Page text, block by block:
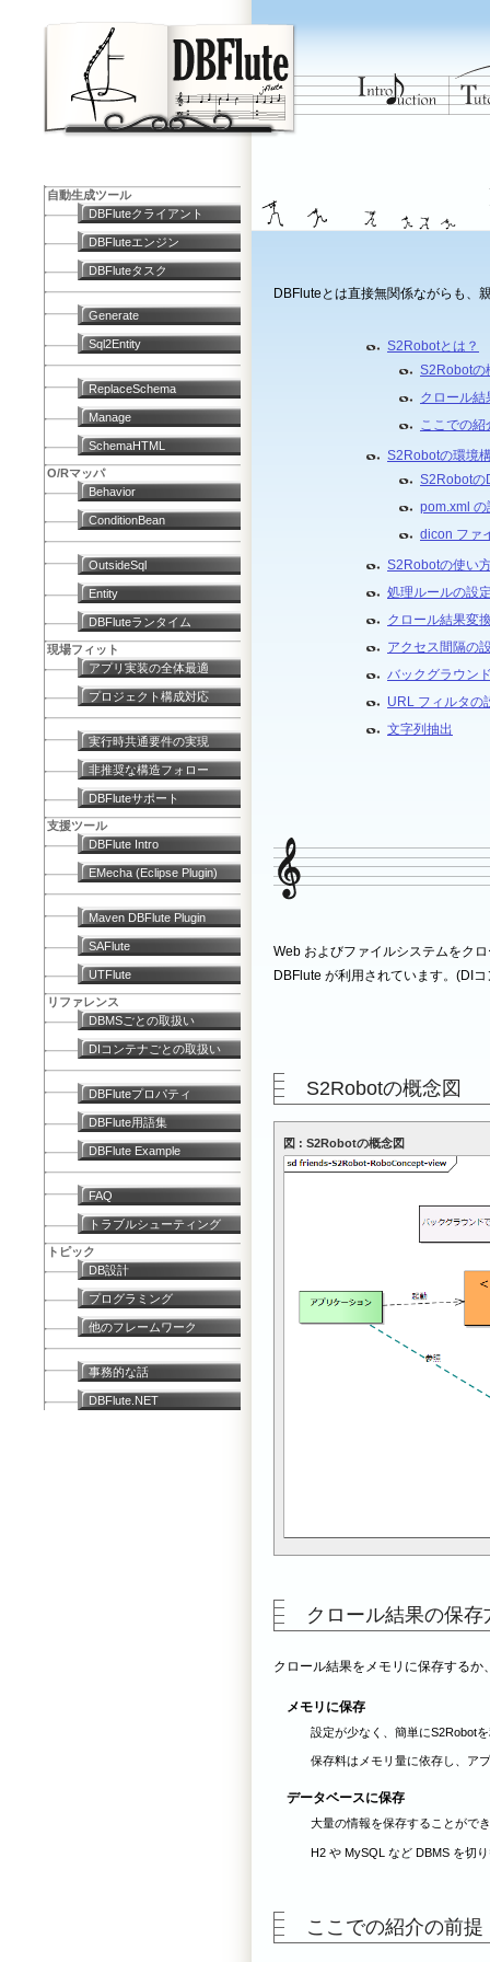
DBFluteとは直接無関係ながらも、
S2Robotとは？
S2Robotの
クロール結
ここでの紹
S2Robotの環境
S2Robotの
pom.xml の
dicon ファ
S2Robotの使い
処理ルールの設
クロール結果変
アクセス間隔の
バックグラウン
URL フィルタの
文字列抽出
Web およびファイルシステムをク
DBFlute が利用されています。(DI
S2Robotの概念図
図 : S2Robotの概念図
クロール結果の保存
クロール結果をメモリに保存する
メモリに保存
設定が少なく、簡単にS2Robot
保存料はメモリ量に依存し、ア
データベースに保存
大量の情報を保存することがで
H2 や MySQL など DBMS を切
ここでの紹介の前提
自動生成ツール
DBFluteクライアント
DBFluteエンジン
DBFluteタスク
Generate
Sql2Entity
ReplaceSchema
Manage
SchemaHTML
O/Rマッパ
Behavior
ConditionBean
OutsideSql
Entity
DBFluteランタイム
現場フィット
アプリ実装の全体最適
プロジェクト構成対応
実行時共通要件の実現
非推奨な構造フォロー
DBFluteサポート
支援ツール
DBFlute Intro
EMecha (Eclipse Plugin)
Maven DBFlute Plugin
SAFlute
UTFlute
リファレンス
DBMSごとの取扱い
DIコンテナごとの取扱い
DBFluteプロパティ
DBFlute用語集
DBFlute Example
FAQ
トラブルシューティング
トピック
DB設計
プログラミング
他のフレームワーク
事務的な話
DBFlute.NET